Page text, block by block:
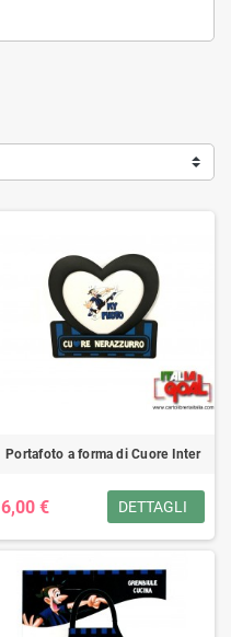
Portafoto a forma di Cuore Inter
6,00 € DETTAGLI